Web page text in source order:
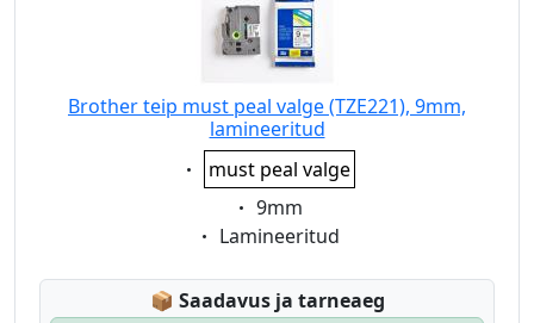
Brother teip must peal valge (TZE221), 9mm,
lamineeritud
Eigenschaft:
must peal valge
Eigenschaft:
9mm
Eigenschaft:
Lamineeritud
📦 Lagerstatus:
Saadavus ja tarneaeg